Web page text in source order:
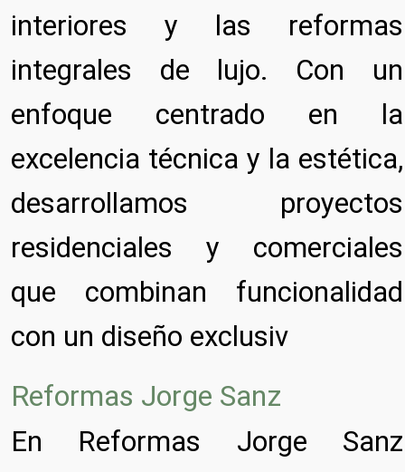
interiores y las reformas
integrales de lujo. Con un
enfoque centrado en la
excelencia técnica y la estética,
desarrollamos proyectos
residenciales y comerciales
que combinan funcionalidad
con un diseño exclusiv
Reformas Jorge Sanz
En Reformas Jorge Sanz